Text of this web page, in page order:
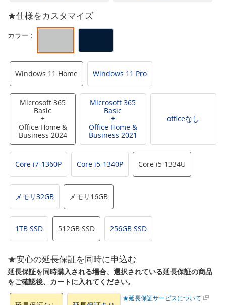
★仕様をカスタマイズ
Windows 11 Home Windows 11 Pro
Microsoft 365
Basic
+
Office Home &
Business 2024
Microsoft 365
Basic
+
Office Home &
Business 2021
officeなし
Core i7-1360P Core i5-1340P Core i5-1334U
メモリ32GB メモリ16GB
1TB SSD 512GB SSD 256GB SSD
★安心の延長保証を同時に申込む
延長保証を同時購入される場合、選択されている延長保証の商品
をご確認後、カートに入れてください。
★延長保証サービスについて